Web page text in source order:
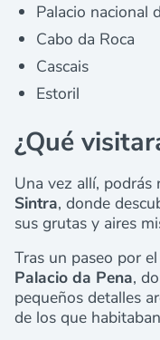
Palacio nacional
Cabo da Roca
Cascais
Estoril
¿Qué
Una vez allí, podrás
Sintra, donde
sus grutas y aires
Tras un paseo por
Palacio da Pena,
pequeños detalles
de los que